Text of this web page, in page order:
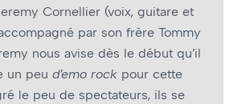
Cornellier (voix, guitare et
par son frère Tommy
nous avise dès le début qu’il
un peu d’emo rock pour cette
le peu de spectateurs, ils se